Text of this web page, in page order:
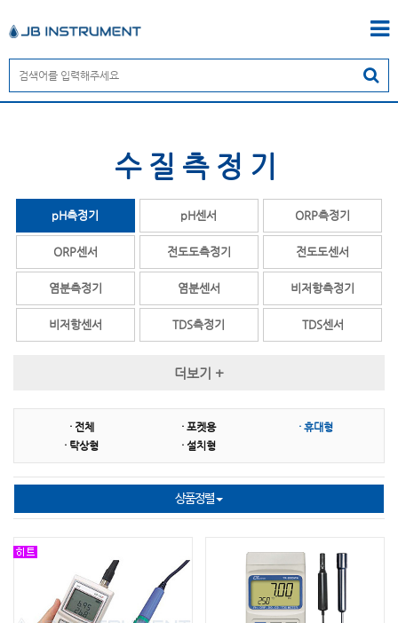
수질측정기
pH측정기 pH센서 ORP측정기
ORP센서 전도도측정기 전도도센서
염분측정기 염분센서 비저항측정기
비저항센서 TDS측정기 TDS센서
SS센서 잔류염소측정기 잔류염소시약
탁도계
COD TOC
채수기 굴절계
더보기 +
· 전체 · 포켓용
· 휴대형
· 탁상형
· 설치형
상품정렬